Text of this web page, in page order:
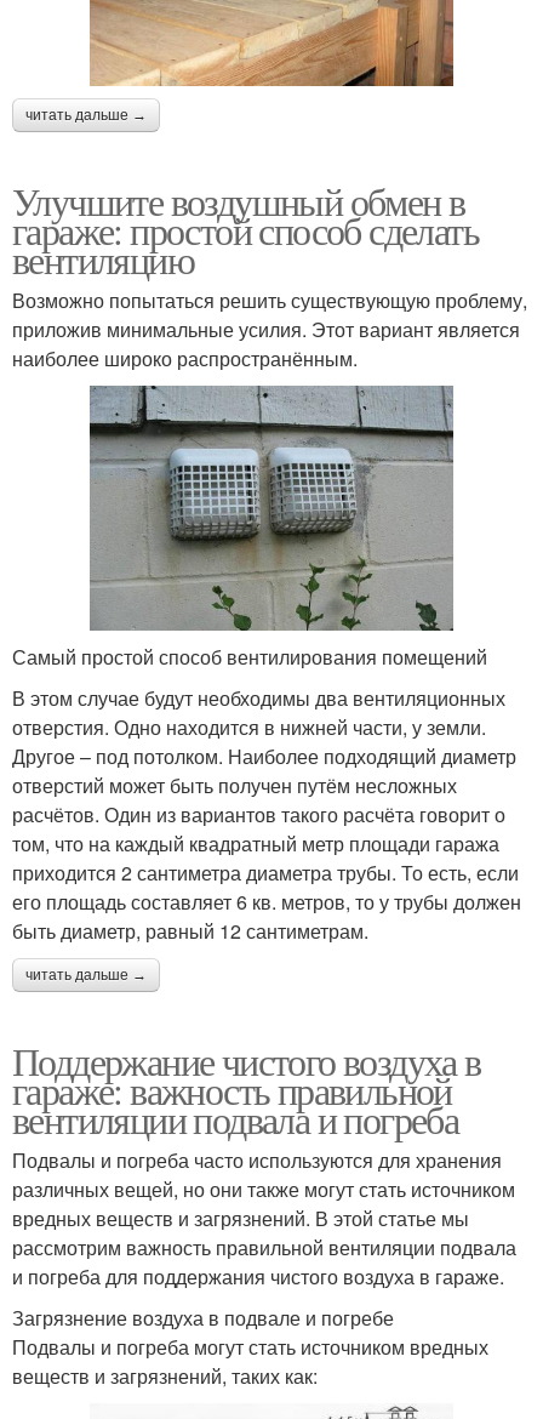
читать дальше →
Улучшите воздушный обмен в
гараже: простой способ сделать
вентиляцию
Возможно попытаться решить существующую проблему,
приложив минимальные усилия. Этот вариант является
наиболее широко распространённым.
Самый простой способ вентилирования помещений
В этом случае будут необходимы два вентиляционных
отверстия. Одно находится в нижней части, у земли.
Другое – под потолком. Наиболее подходящий диаметр
отверстий может быть получен путём несложных
расчётов. Один из вариантов такого расчёта говорит о
том, что на каждый квадратный метр площади гаража
приходится 2 сантиметра диаметра трубы. То есть, если
его площадь составляет 6 кв. метров, то у трубы должен
быть диаметр, равный 12 сантиметрам.
читать дальше →
Поддержание чистого воздуха в
гараже: важность правильной
вентиляции подвала и погреба
Подвалы и погреба часто используются для хранения
различных вещей, но они также могут стать источником
вредных веществ и загрязнений. В этой статье мы
рассмотрим важность правильной вентиляции подвала
и погреба для поддержания чистого воздуха в гараже.
Загрязнение воздуха в подвале и погребе
Подвалы и погреба могут стать источником вредных
веществ и загрязнений, таких как: